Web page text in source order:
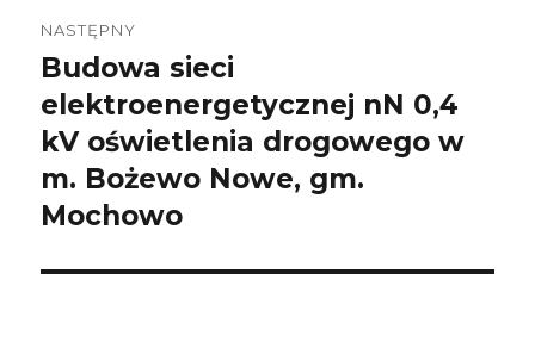
NASTĘPNY
Następny
wpis:
Budowa sieci
elektroenergetycznej nN 0,4
kV oświetlenia drogowego w
m. Bożewo Nowe, gm.
Mochowo